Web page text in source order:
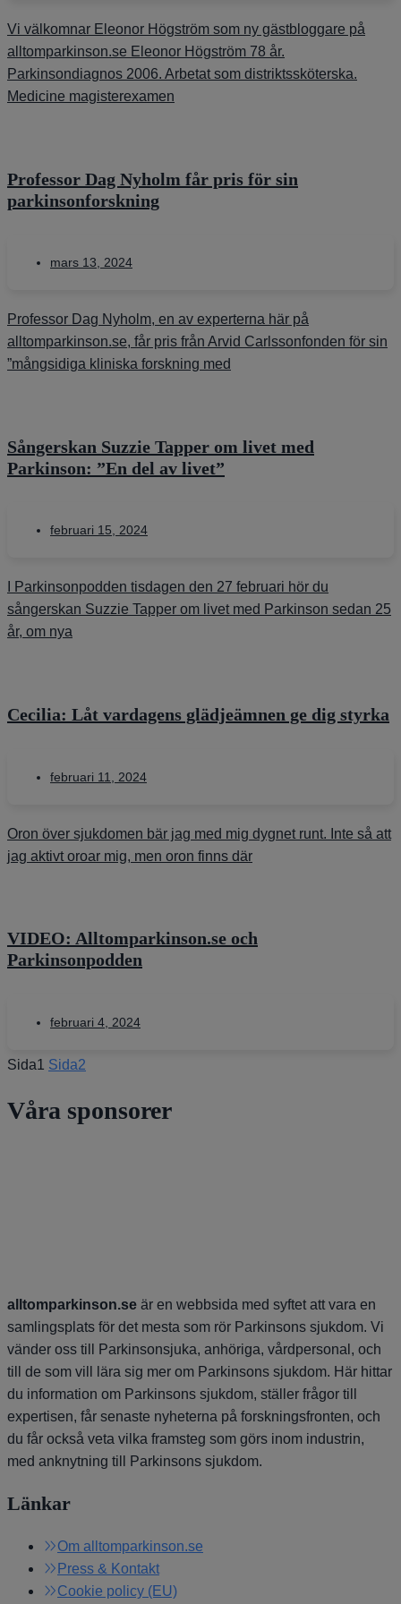
Vi välkomnar Eleonor Högström som ny gästbloggare på
alltomparkinson.se Eleonor Högström 78 år.
Parkinsondiagnos 2006. Arbetat som distriktssköterska.
Medicine magisterexamen
Professor Dag Nyholm får pris för sin
parkinsonforskning
mars 13, 2024
Professor Dag Nyholm, en av experterna här på
alltomparkinson.se, får pris från Arvid Carlssonfonden för sin
”mångsidiga kliniska forskning med
Sångerskan Suzzie Tapper om livet med
Parkinson: ”En del av livet”
februari 15, 2024
I Parkinsonpodden tisdagen den 27 februari hör du
sångerskan Suzzie Tapper om livet med Parkinson sedan 25
år, om nya
Cecilia: Låt vardagens glädjeämnen ge dig styrka
februari 11, 2024
Oron över sjukdomen bär jag med mig dygnet runt. Inte så att
jag aktivt oroar mig, men oron finns där
VIDEO: Alltomparkinson.se och
Parkinsonpodden
februari 4, 2024
Sida1 Sida2
Våra sponsorer
alltomparkinson.se är en webbsida med syftet att vara en
samlingsplats för det mesta som rör Parkinsons sjukdom. Vi
vänder oss till Parkinsonsjuka, anhöriga, vårdpersonal, och
till de som vill lära sig mer om Parkinsons sjukdom. Här hittar
du information om Parkinsons sjukdom, ställer frågor till
expertisen, får senaste nyheterna på forskningsfronten, och
du får också veta vilka framsteg som görs inom industrin,
med anknytning till Parkinsons sjukdom.
Länkar
Om alltomparkinson.se
Press & Kontakt
Cookie policy (EU)